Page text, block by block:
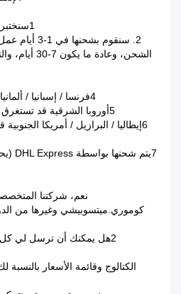
1سنختبرهم بشكل صارم قبل الشحن
الشحن،
4فرنسا / إسبانيا / ألمانيا قد يستغرق 5-10 أيام عمل.
5أوروبا الشرقية قد تستغرق ما يصل إلى 6-12 يوم عمل.
7يتم شحنها بواسطة DHL Express (يحتاج 5-10 أيام عمل للوصول)
نعم، شركتنا
كوموري.ميتسوبيشي وغيرها من
2هل يمكنك أن ترسل لي كل الكتالوجات وقائمة الأسعار؟
الكتالوج وقائمة الأسعار